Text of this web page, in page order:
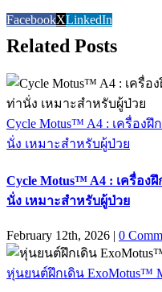
FacebookXLinkedIn
Related Posts
Cycle Motus™ A4 : เครื่อง
นั่ง เหมาะสำหรับผู้ป่วย
Cycle Motus™ A4 : เครื่อ
นั่ง เหมาะสำหรับผู้ป่วย
February 12th, 2026 | 0
หุ่นยนต์ฝึกเดิน ExoMotus™